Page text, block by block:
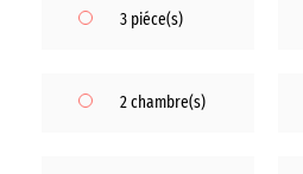
3 piéce(s)
2 chambre(s)